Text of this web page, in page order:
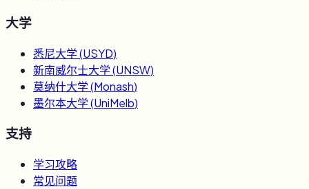
大学
悉尼大学(USYD)
新南威尔士大学(UNSW)
莫纳什大学(Monash)
墨尔本大学(UniMelb)
支持
学习攻略
常见问题